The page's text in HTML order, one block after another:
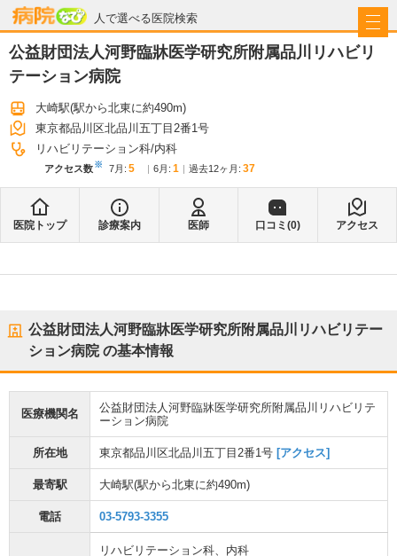
人で選べる医院検索
病院なび
公益財団法人河野臨牀医学研究所附属品川リハビリ
テーション病院
大崎駅(駅から北東に約490m)
東京都品川区北品川五丁目2番1号
リハビリテーション科 内科
アクセス数※ 7月 : 5 6月 : 1 過去12ヶ月: 37
医院トップ 診療案内 医師 口コミ(0) アクセス
公益財団法人河野臨牀医学研究所附属品川リハビリテー
ション病院の基本情報
医療機関名
公益財団法人河野臨牀医学研究所附属品川リハビリテ
ーション病院
所在地 東京都品川区北品川五丁目2番1号 [アクセス]
最寄駅 大崎駅(駅から北東に約490m)
電話 03-5793-3355
リハビリテーション科、 内科